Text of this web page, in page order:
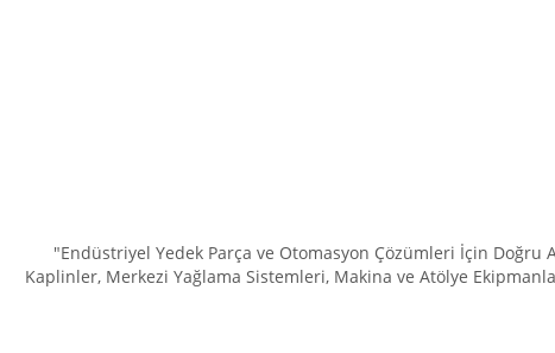
"Endüstriyel Yedek Parça ve Otomasyon Çözümleri İçin Doğru
Kaplinler, Merkezi Yağlama Sistemleri, Makina ve Atölye